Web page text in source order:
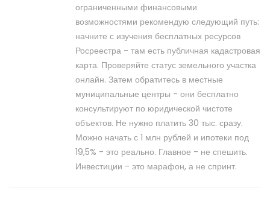
ограниченными финансовыми
возможностями рекомендую следующий путь:
начните с изучения бесплатных ресурсов
Росреестра - там есть публичная кадастровая
карта. Проверяйте статус земельного участка
онлайн. Затем обратитесь в местные
муниципальные центры - они бесплатно
консультируют по юридической чистоте
объектов. Не нужно платить 30 тыс. сразу.
Можно начать с 1 млн рублей и ипотеки под
19,5% - это реально. Главное - не спешить.
Инвестиции - это марафон, а не спринт.